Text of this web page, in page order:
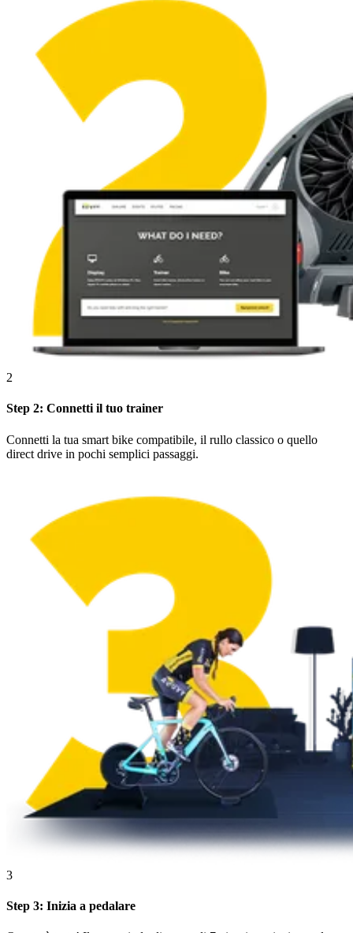
2
Step 2: Connetti il tuo trainer
Connetti la tua smart bike compatibile, il rullo classico o quello
direct drive in pochi semplici passaggi.
3
Step 3: Inizia a pedalare